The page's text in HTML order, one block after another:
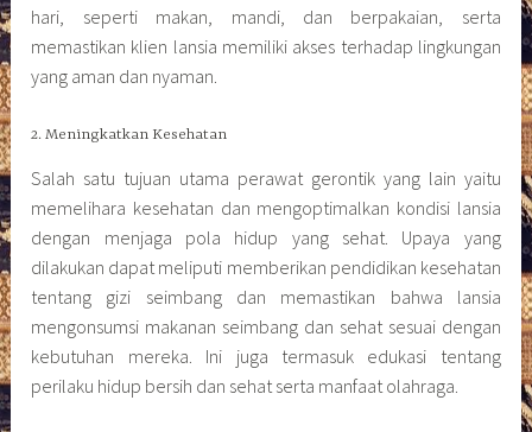
hari, seperti makan, mandi, dan berpakaian, serta
memastikan klien lansia memiliki akses terhadap lingkungan
yang aman dan nyaman.
2. Meningkatkan Kesehatan
Salah satu tujuan utama perawat gerontik yang lain yaitu
memelihara kesehatan dan mengoptimalkan kondisi lansia
dengan menjaga pola hidup yang sehat. Upaya yang
dilakukan dapat meliputi memberikan pendidikan kesehatan
tentang gizi seimbang dan memastikan bahwa lansia
mengonsumsi makanan seimbang dan sehat sesuai dengan
kebutuhan mereka. Ini juga termasuk edukasi tentang
perilaku hidup bersih dan sehat serta manfaat olahraga.